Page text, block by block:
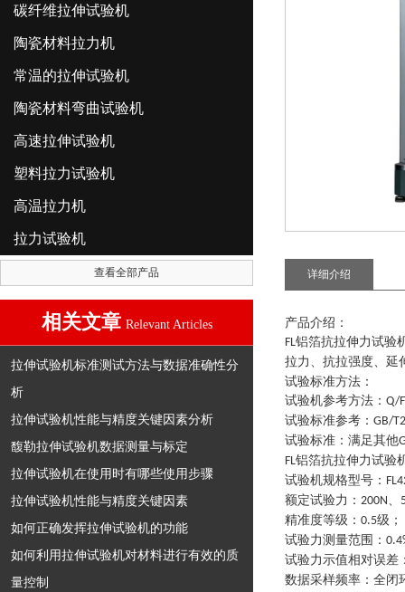
碳纤维拉伸试验机
陶瓷材料拉力机
常温的拉伸试验机
陶瓷材料弯曲试验机
高速拉伸试验机
塑料拉力试验机
高温拉力机
拉力试验机
查看全部产品
相关文章 Relevant Articles
拉伸试验机标准测试方法与数据准确性分
析
拉伸试验机性能与精度关键因素分析
馥勒拉伸试验机数据测量与标定
拉伸试验机在使用时有哪些使用步骤
拉伸试验机性能与精度关键因素
如何正确发挥拉伸试验机的功能
如何利用拉伸试验机对材料进行有效的质
量控制
详细介绍
产品介绍：
FL铝箔抗拉伸力试验
拉力、抗拉强度、延
试验标准方法：
试验机参考方法 ： Q/
试验标准参考 ： GB/
试验标准 ： 满足其他
FL铝箔抗拉伸力试验
试验机规格型号 ：
额定试验力 ： 200N、
精准度等级 ： 0.5级 ；
试验力测量范围 ：
试验力示值相对误差
数据采样频率 ： 全闭